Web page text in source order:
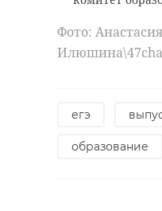
Фото: Анастасия
егэ
образование